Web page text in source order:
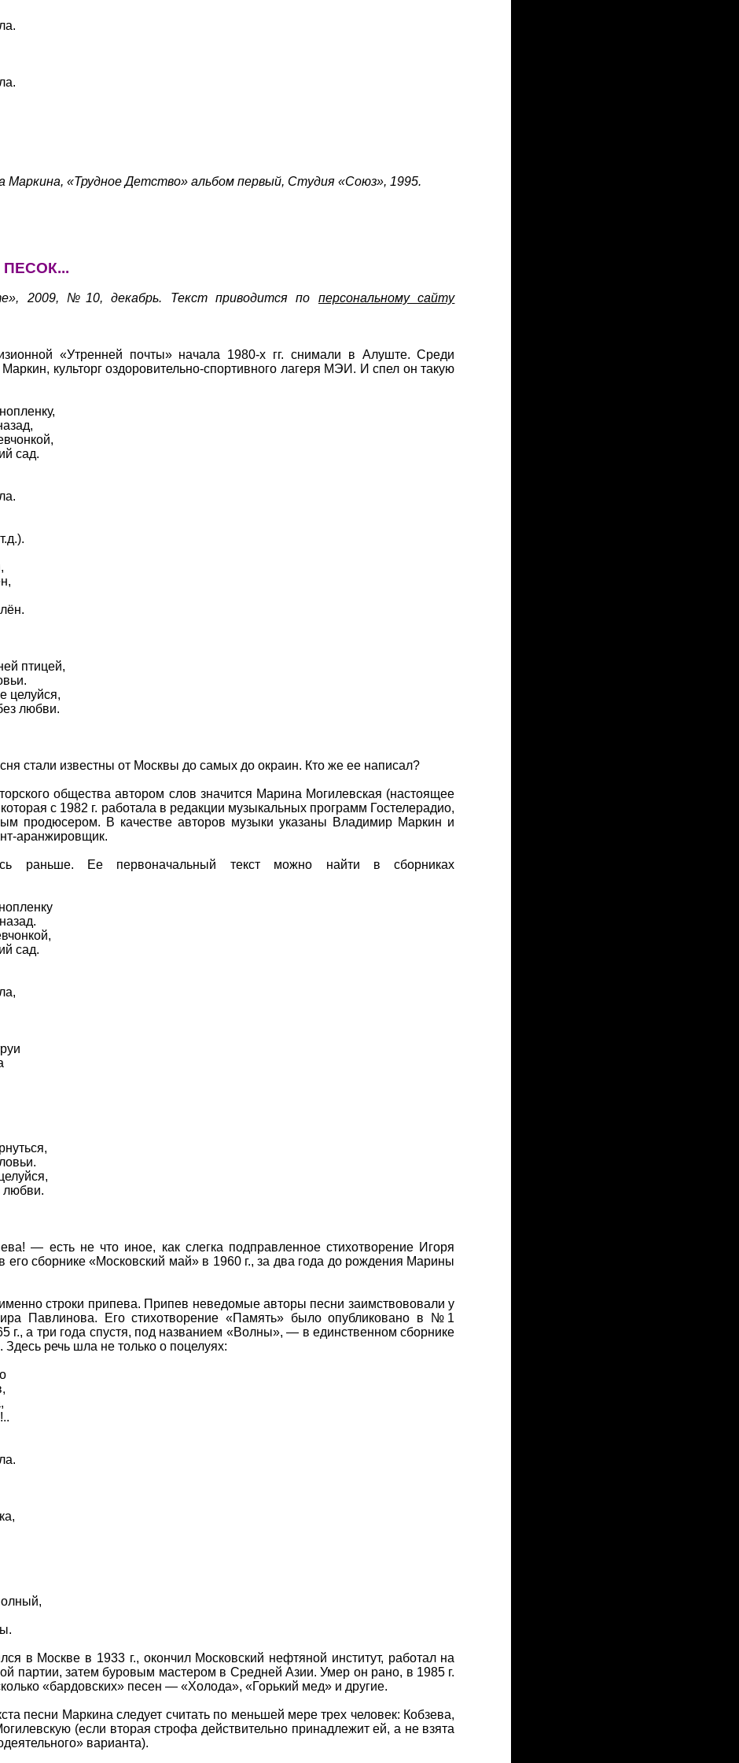
«Трудное Детство» альбом первый, Студия «Союз», 1995.
2009, №10, декабрь. Текст приводится по персональному сайту
«Утренней почты» начала 1980-х гг. снимали в Алуште. Среди
культорг оздоровительно-спортивного лагеря МЭИ. И спел он такую
сад.
птицей,
целуйся,
любви.
стали известны от Москвы до самых до окраин. Кто же ее написал?
общества автором слов значится Марина Могилевская (настоящее
с 1982 г. работала в редакции музыкальных программ Гостелерадио,
продюсером. В качестве авторов музыки указаны Владимир Маркин и
аранжировщик.
раньше. Ее первоначальный текст можно найти в сборниках
сад.
любви.
— есть не что иное, как слегка подправленное стихотворение Игоря
его сборнике «Московский май» в 1960 г., за два года до рождения Марины
строки припева. Припев неведомые авторы песни заимствововали у
Павлинова. Его стихотворение «Память» было опубликовано в №1
г., а три года спустя, под названием «Волны», — в единственном сборнике
речь шла не только о поцелуях:
в Москве в 1933 г., окончил Московский нефтяной институт, работал на
партии, затем буровым мастером в Средней Азии. Умер он рано, в 1985 г.
«бардовских» песен — «Холода», «Горький мед» и другие.
песни Маркина следует считать по меньшей мере трех человек: Кобзева,
(если вторая строфа действительно принадлежит ей, а не взята
варианта).